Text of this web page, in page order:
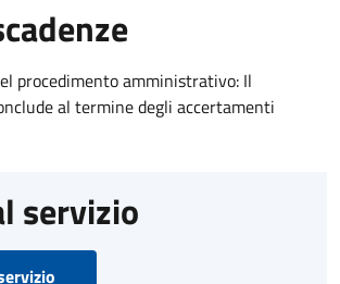
procedimento amministrativo: Il
al termine degli accertamenti
servizio